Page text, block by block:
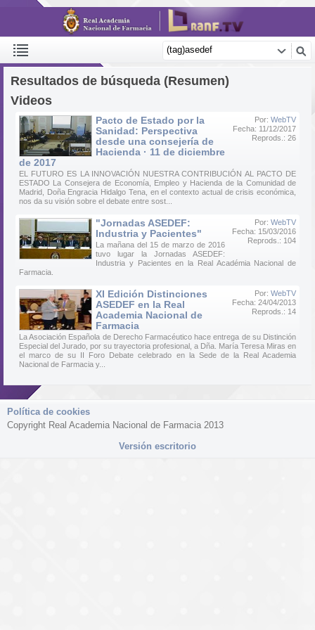
Resultados de búsqueda (Resumen)
Videos
Por: WebTV
Fecha: 11/12/2017
Reprods.: 26
Pacto de Estado por la
Sanidad: Perspectiva
desde una consejería de
Hacienda · 11 de diciembre
de 2017
EL FUTURO ES LA INNOVACIÓN NUESTRA CONTRIBUCIÓN AL PACTO DE
ESTADO La Consejera de Economía, Empleo y Hacienda de la Comunidad de
Madrid, Doña Engracia Hidalgo Tena, en el contexto actual de crisis económica,
nos da su visión sobre el debate entre sost...
Por: WebTV
Fecha: 15/03/2016
Reprods.: 104
"Jornadas ASEDEF:
Industria y Pacientes"
La mañana del 15 de marzo de 2016
tuvo lugar la Jornadas ASEDEF:
Industria y Pacientes en la Real Académia Nacional de
Farmacia.
Por: WebTV
Fecha: 24/04/2013
Reprods.: 14
XI Edición Distinciones
ASEDEF en la Real
Academia Nacional de
Farmacia
La Asociación Española de Derecho Farmacéutico hace entrega de su Distinción
Especial del Jurado, por su trayectoria profesional, a Dña. María Teresa Miras en
el marco de su II Foro Debate celebrado en la Sede de la Real Academia
Nacional de Farmacia y...
Política de cookies
Copyright Real Academia Nacional de Farmacia 2013
Versión escritorio